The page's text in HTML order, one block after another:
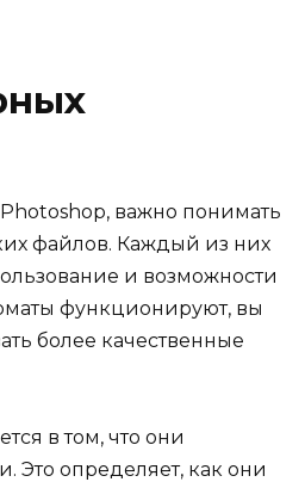
важно понимать
файлов. Каждый из них
и возможности
функционируют, вы
более качественные
в том, что они
Это определяет, как они